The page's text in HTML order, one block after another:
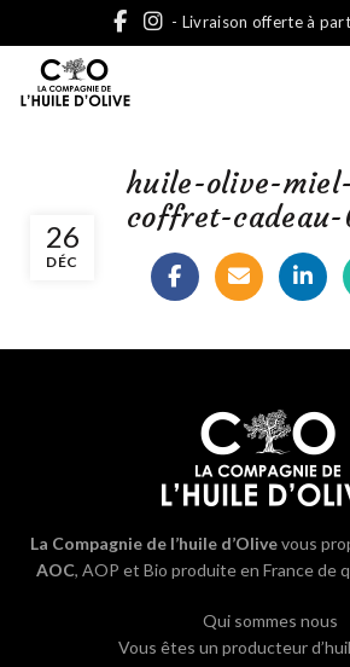
- Livraison offerte à
26
DÉC
huile-olive-
coffret-
La Compagnie de l’huile d’Olivevous
AOC, AOP et Bio produite en France de
Qui sommes nous
Vous êtes un producteur